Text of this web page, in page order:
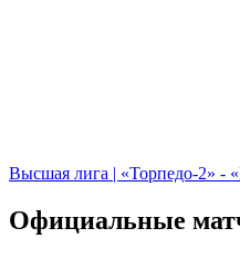
Высшая лига | «Торпедо-2» -
Официальные